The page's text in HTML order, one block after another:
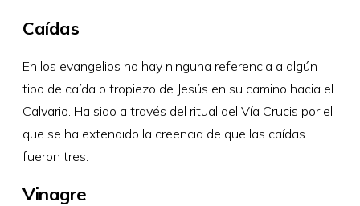
Caídas
En los evangelios no hay ninguna referencia a algún
tipo de caída o tropiezo de Jesús en su camino hacia el
Calvario. Ha sido a través del ritual del Vía Crucis por el
que se ha extendido la creencia de que las caídas
fueron tres.
Vinagre